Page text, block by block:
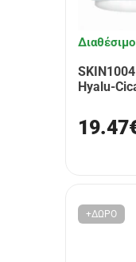
Διαθέσιμο
Hyalu-
+ΔΩΡΟ